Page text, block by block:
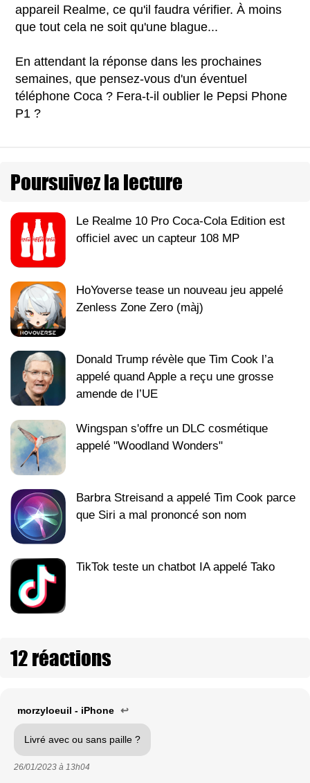
appareil Realme, ce qu'il faudra vérifier. À moins
que tout cela ne soit qu'une blague...
En attendant la réponse dans les prochaines
semaines, que pensez-vous d'un éventuel
téléphone Coca ? Fera-t-il oublier le Pepsi Phone
P1 ?
Poursuivez la lecture
Le Realme 10 Pro Coca-Cola Edition est
officiel avec un capteur 108 MP
HoYoverse tease un nouveau jeu appelé
Zenless Zone Zero (màj)
Donald Trump révèle que Tim Cook l’a
appelé quand Apple a reçu une grosse
amende de l’UE
Wingspan s'offre un DLC cosmétique
appelé "Woodland Wonders"
Barbra Streisand a appelé Tim Cook parce
que Siri a mal prononcé son nom
TikTok teste un chatbot IA appelé Tako
12 réactions
morzyloeuil - iPhone ↩
Livré avec ou sans paille ?
26/01/2023 à 13h04